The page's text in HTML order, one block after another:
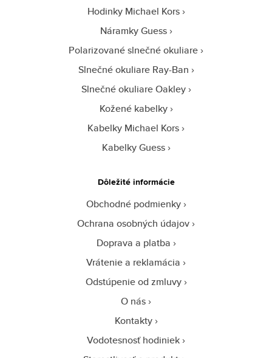
Hodinky Michael Kors
Náramky Guess
Polarizované slnečné okuliare
Slnečné okuliare Ray-Ban
Slnečné okuliare Oakley
Kožené kabelky
Kabelky Michael Kors
Kabelky Guess
Dôležité informácie
Obchodné podmienky
Ochrana osobných údajov
Doprava a platba
Vrátenie a reklamácia
Odstúpenie od zmluvy
O nás
Kontakty
Vodotesnosť hodiniek